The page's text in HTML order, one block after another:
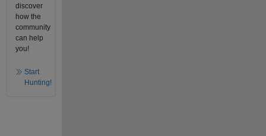
discover
how the
community
can help
you!
Start
Hunting!